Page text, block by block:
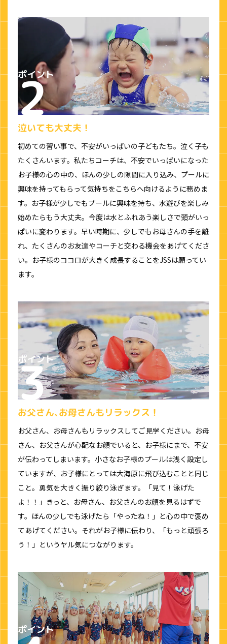
泣いても大丈夫！
初めての習い事で、不安がいっぱいの子どもたち。泣く子も
たくさんいます。私たちコーチは、不安でいっぱいになった
お子様の心の中の、ほんの少しの隙間に入り込み、プールに
興味を持ってもらって気持ちをこちらへ向けるように務めま
す。お子様が少しでもプールに興味を持ち、水遊びを楽しみ
始めたらもう大丈夫。今度は水とふれあう楽しさで頭がいっ
ぱいに変わります。早い時期に、少しでもお母さんの手を離
れ、たくさんのお友達やコーチと交わる機会をあげてくださ
い。お子様のココロが大きく成長することをJSSは願ってい
ます。
お父さん､お母さんもリラックス！
お父さん、お母さんもリラックスしてご見学ください。お母
さん、お父さんが心配なお顔でいると、お子様にまで、不安
が伝わってしまいます。小さなお子様のプールは浅く設定し
ていますが、お子様にとっては大海原に飛び込むことと同じ
こと。勇気を大きく振り絞り泳ぎます。「見て！泳げた
よ！！」きっと、お母さん、お父さんのお顔を見るはずで
す。ほんの少しでも泳げたら「やったね！」と心の中で褒め
てあげてください。それがお子様に伝わり、「もっと頑張ろ
う！」というヤル気につながります。